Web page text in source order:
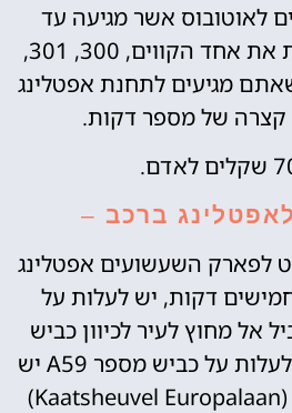
לאוטובוס אשר מגיעה עד
לאפטלינג ניתן לקחת את אחד הקווים, 300, 301,
לאחר שאתם מגיעים לתחנת אפטלינג
קצרה של מספר דקות.
ברכב –
לפארק השעשועים אפטלינג
דקות, יש לעלות על
אל מחוץ לעיר לכיוון כביש
A28 מערב, משם יש לעלות על כביש מספר A59 יש
להמשיך עד ליציאה (‪Europalaan‬‏ Kaatsheuvel)